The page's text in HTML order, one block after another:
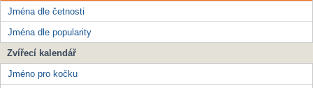
Jména dle četnosti
Jména dle popularity
Zvířecí kalendář
Jméno pro kočku